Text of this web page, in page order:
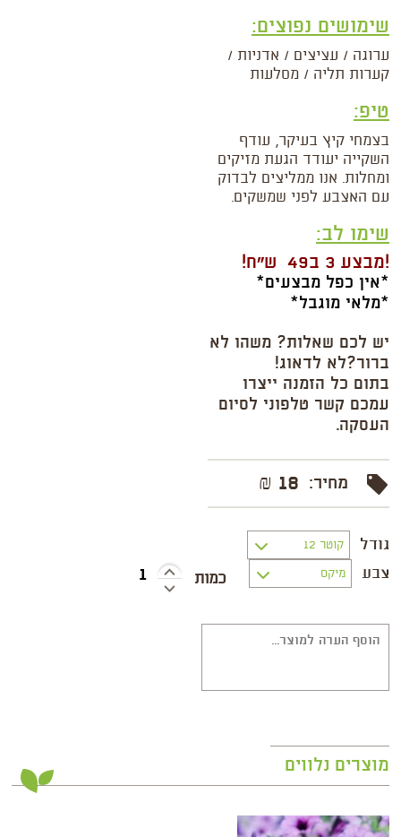
שימושים נפוצים:
ערוגה / עציצים / אדניות /
קערות תליה / מסלעות
טיפ:
בצמחי קיץ בעיקר, עודף
השקייה יעודד הגעת מזיקים
ומחלות. אנו ממליצים לבדוק
עם האצבע לפני שמשקים.
שימו לב:
!מבצע 3 ב49 ש"ח!
*אין כפל מבצעים*
*מלאי מוגבל*
יש לכם שאלות? משהו לא
ברור?לא לדאוג!
בתום כל הזמנה ייצרו
עמכם קשר טלפוני לסיום
העסקה.
מחיר: 18 ₪
גודל
צבע
מוצרים נלווים